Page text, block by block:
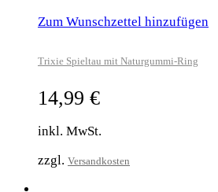
Zum Wunschzettel hinzufügen
Trixie Spieltau mit Naturgummi-Ring
14,99 €
inkl. MwSt.
zzgl. Versandkosten